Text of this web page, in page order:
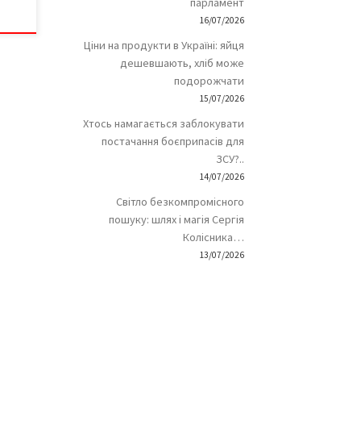
16/07/2026
Ціни на продукти в Україні: яйця
дешевшають, хліб може
подорожчати
15/07/2026
Хтось намагається заблокувати
постачання боєприпасів для
ЗСУ?..
14/07/2026
Світло безкомпромісного
пошуку: шлях і магія Сергія
Колісника…
13/07/2026